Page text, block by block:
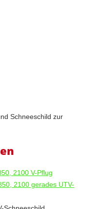
2100 V-Pflug
2100 gerades UTV-